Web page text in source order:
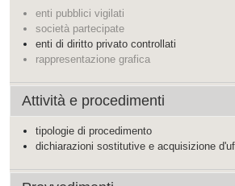
enti pubblici vigilati
società partecipate
enti di diritto privato controllati
rappresentazione grafica
Attività e procedimenti
tipologie di procedimento
dichiarazioni sostitutive e acquisizione